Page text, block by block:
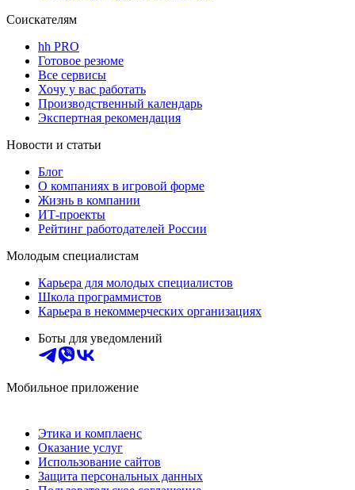
Соискателям
hh PRO
Готовое резюме
Все сервисы
Хочу у вас работать
Производственный календарь
Экспертная рекомендация
Новости и статьи
Блог
О компаниях в игровой форме
Жизнь в компании
ИТ-проекты
Рейтинг работодателей России
Молодым специалистам
Карьера для молодых специалистов
Школа программистов
Карьера в некоммерческих организациях
Боты для уведомлений
Мобильное приложение
Этика и комплаенс
Оказание услуг
Использование сайтов
Защита персональных данных